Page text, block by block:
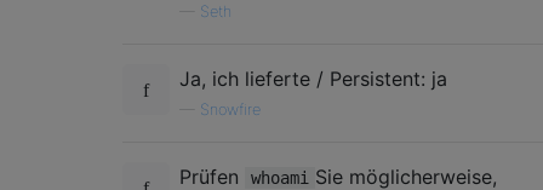
Seth
Ja, ich lieferte / Persistent: ja
Snowfire
Prüfen whoami Sie möglicherweise,